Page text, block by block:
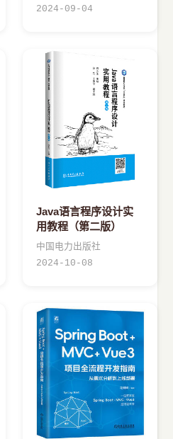
2024-09-04
Java语言程序设计实
用教程（第二版）
中国电力出版社
2024-10-08